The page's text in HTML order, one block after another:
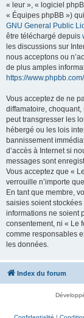
« leur », « logiciel
« Équipes phpBB »)
GNU General Public
être téléchargé depuis
les discussions sur
nous acceptons ou
de plus amples
https://www.phpbb.com/
Vous acceptez de ne
diffamatoire,
peut transgresser les
hébergé ou les lois
bannissement
d’accès à Internet si
messages sont
Vous acceptez que «
verrouille n’importe
En tant que membre,
saisies soient
informations ne soient
consentement, ni « Le
comme responsables
les données.
Index du forum